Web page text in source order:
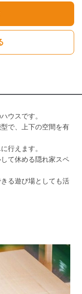
ウスです。
で、上下の空間を有
行えます。
て休める隠れ家スペ
る遊び場としても活